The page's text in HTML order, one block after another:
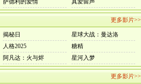
萨德利的爱情 真爱留声
更多影片>>
揭秘日
星球大战：曼达洛
人格2025
糖精
阿凡达：火与烬 星河入梦
更多影片>>